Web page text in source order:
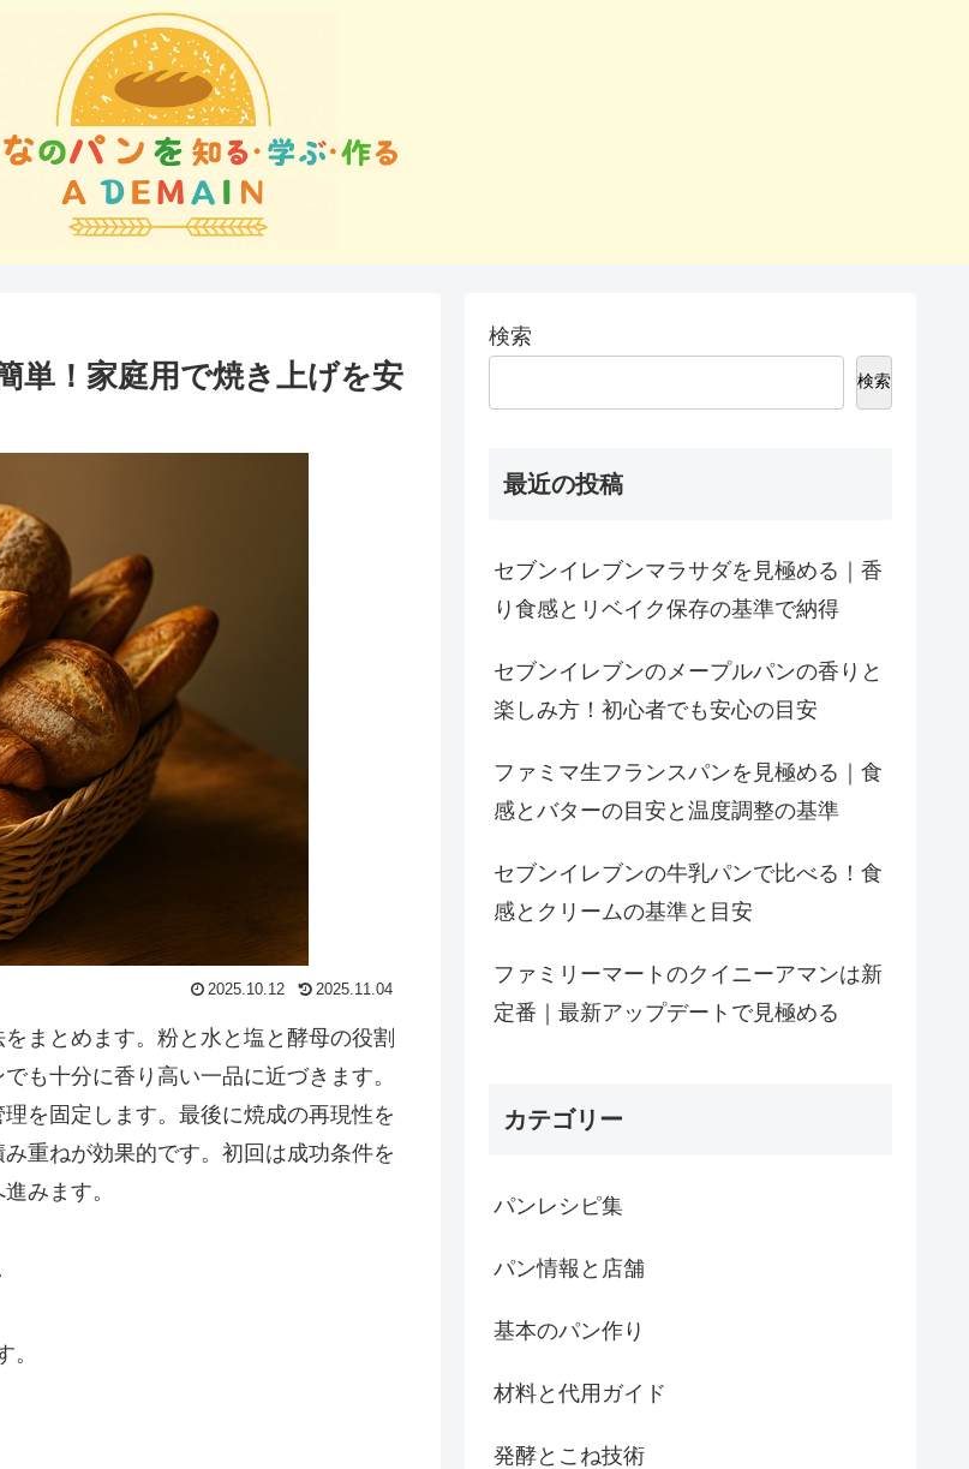
単！家庭用で焼き上げを安
2025.10.12 2025.11.04
まとめます。粉と水と塩と酵母の役割
も十分に香り高い一品に近づきます。
を固定します。最後に焼成の再現性を
重ねが効果的です。初回は成功条件を
みます。
検索
検索
最近の投稿
セブンイレブンマラサダを見極める｜香
り食感とリベイク保存の基準で納得
セブンイレブンのメープルパンの香りと
楽しみ方！初心者でも安心の目安
ファミマ生フランスパンを見極める｜食
感とバターの目安と温度調整の基準
セブンイレブンの牛乳パンで比べる！食
感とクリームの基準と目安
ファミリーマートのクイニーアマンは新
定番｜最新アップデートで見極める
カテゴリー
パンレシピ集
パン情報と店舗
基本のパン作り
材料と代用ガイド
発酵とこね技術